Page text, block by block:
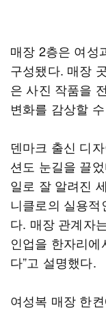
매장 2층은 여성
구성됐다. 매장
은 사진 작품을
변화를 감상할
덴마크 출신 디
션도 눈길을 끌
일로 잘 알려진
니클로의 실용
다. 매장 관계자
인업을 한자리
다”고 설명했다.
여성복 매장 한